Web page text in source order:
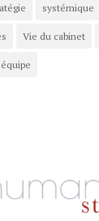
systémique
Vie du cabinet
équipe